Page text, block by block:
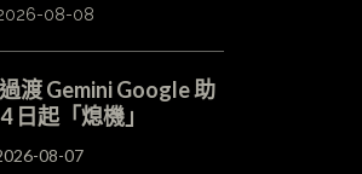
08-08
渡 Gemini Google 助
日起「熄機」
08-07